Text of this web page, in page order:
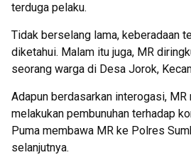
terduga pelaku.
Tidak berselang lama, keberadaan
diketahui. Malam itu juga, MR
seorang warga di Desa Jorok,
Adapun berdasarkan interogasi, MR
melakukan pembunuhan terhadap
Puma membawa MR ke Polres
selanjutnya.